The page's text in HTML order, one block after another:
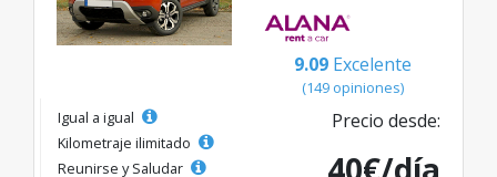
9.09 Excelente
(149 opiniones)
Igual a igual
Kilometraje ilimitado
Reunirse y Saludar
Precio desde: